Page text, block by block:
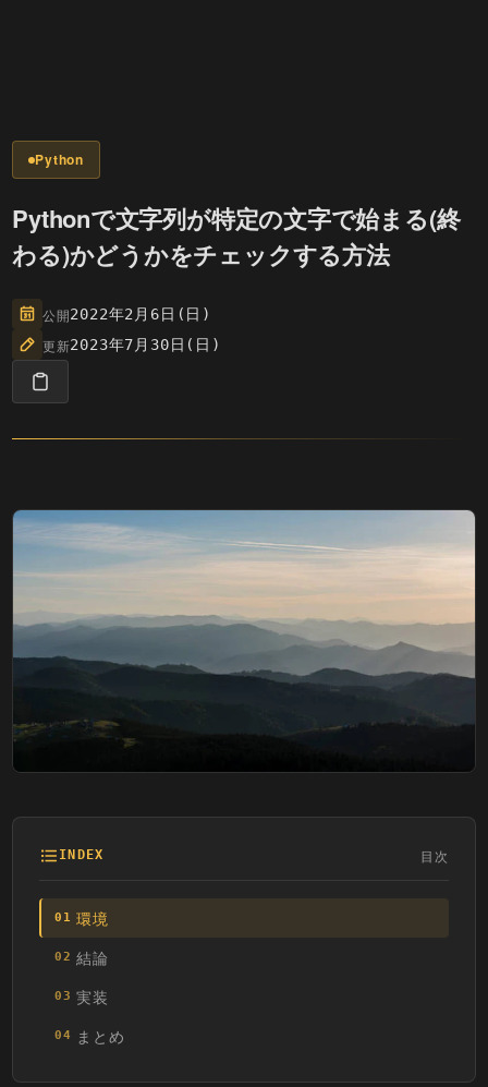
Python
Pythonで文字列が特定の文字で始まる(終
わる)かどうかをチェックする方法
公開2022年2月6日(日)
更新2023年7月30日(日)
INDEX 目次
01 環境
02 結論
03 実装
04 まとめ